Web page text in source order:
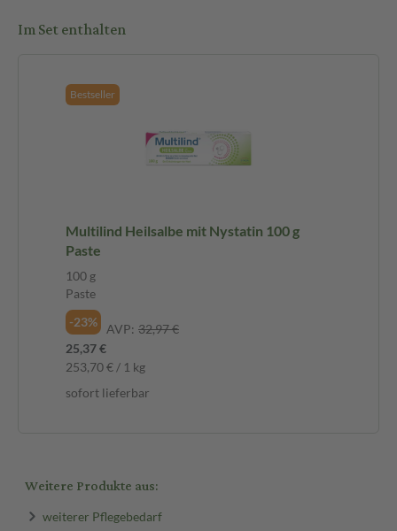
Im Set enthalten
Bestseller
Multilind Heilsalbe mit Nystatin 100 g
Paste
100 g
Paste
-23%
AVP: 32,97 €
25,37 €
253,70 € / 1 kg
sofort lieferbar
Weitere Produkte aus:
weiterer Pflegebedarf